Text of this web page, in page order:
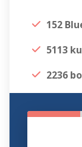
152
5113
2236